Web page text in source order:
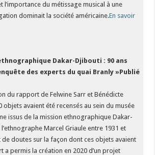
l’importance du métissage musical à une
dominait la société américaine.En savoir
Dakar-Djibouti : 90 ans
des experts du quai Branly »Publié
du rapport de Felwine Sarr et Bénédicte
objets avaient été recensés au sein du musée
issus de la mission ethnographique Dakar-
Marcel Griaule entre 1931 et
de doutes sur la façon dont ces objets avaient
a permis la création en 2020 d’un projet